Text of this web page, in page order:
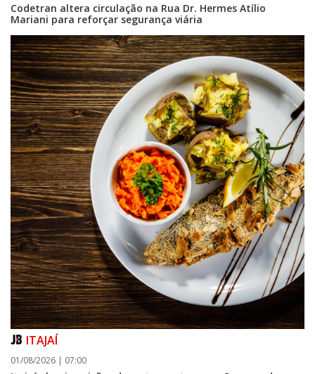
Codetran altera circulação na Rua Dr. Hermes Atílio
Mariani para reforçar segurança viária
ITAJAÍ
01/08/2026 | 07:00